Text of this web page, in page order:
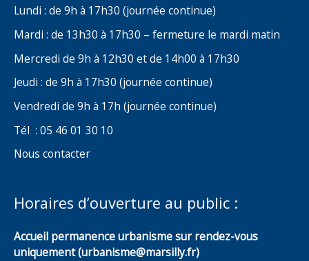
Lundi : de 9h à 17h30 (journée continue)
Mardi : de 13h30 à 17h30 – fermeture le mardi matin
Mercredi de 9h à 12h30 et de 14h00 à 17h30
Jeudi : de 9h à 17h30 (journée continue)
Vendredi de 9h à 17h (journée continue)
Tél : 05 46 01 30 10
Nous contacter
Horaires d’ouverture au public :
Accueil permanence urbanisme sur rendez-vous
uniquement (urbanisme@marsilly.fr)